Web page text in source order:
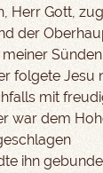
Herr Gott,
der
Sünden
folgete Jesu
mit
war dem
ihn